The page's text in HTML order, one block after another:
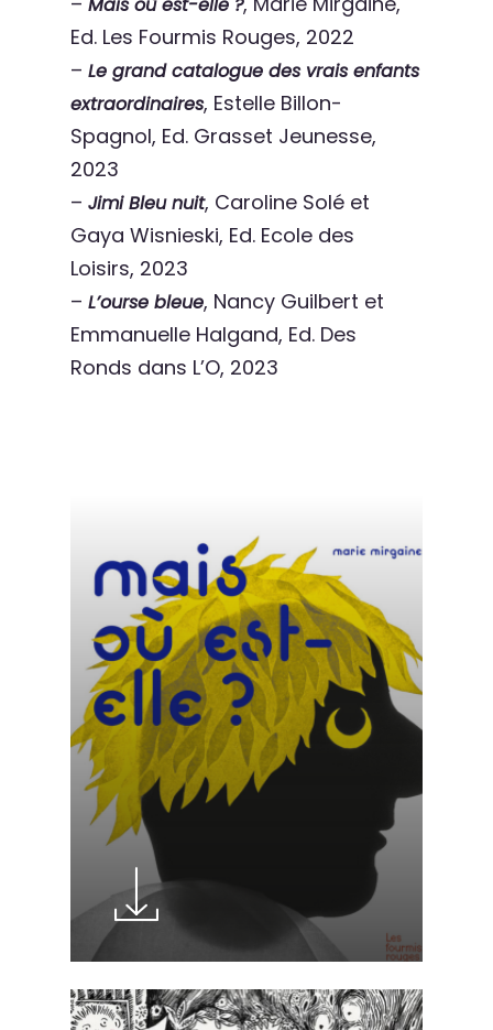
Ed. Les Fourmis Rouges, 2022
–Le grand catalogue des vrais enfants
extraordinaires, Estelle Billon-
Spagnol, Ed. Grasset Jeunesse,
2023
–Jimi Bleu nuit, Caroline Solé et
Gaya Wisnieski, Ed. Ecole des
Loisirs, 2023
–L’ourse bleue, Nancy Guilbert et
Emmanuelle Halgand, Ed. Des
Ronds dans L’O, 2023